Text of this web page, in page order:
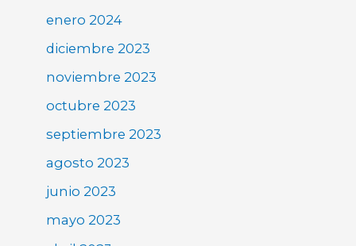
enero 2024
diciembre 2023
noviembre 2023
octubre 2023
septiembre 2023
agosto 2023
junio 2023
mayo 2023